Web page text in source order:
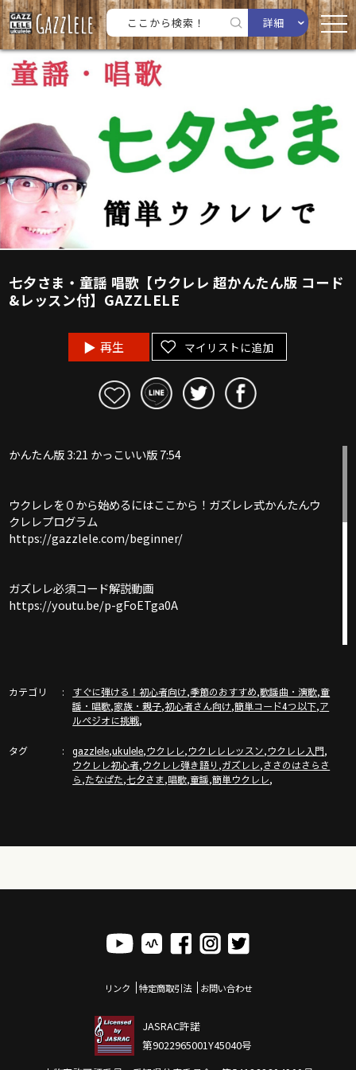
詳細
七夕さま・童謡 唱歌【ウクレレ 超かんたん版 コード
&レッスン付】GAZZLELE
再生 マイリストに追加
かんたん版 3:21 かっこいい版 7:54
ウクレレを０から始めるにはここから！ガズレレ式かんたんウ
クレレプログラム
https://gazzlele.com/beginner/
ガズレレ必須コード解説動画
https://youtu.be/p-gFoETga0A
【配信スタート】ガズレレソング＋３曲の配信スタート
ガズピアノ＆ガズピアノ教則本のご紹介！
https://gazzlele.com/goods
【公式】ガズレレホームページ：https://gazzlele.com/
カテゴリ すぐに弾ける！初心者向け,季節のおすすめ,歌謡曲・演歌,童
謡・唱歌,家族・親子,初心者さん向け,簡単コード4つ以下,ア
ルペジオに挑戦,
タグ gazzlele,ukulele,ウクレレ,ウクレレレッスン,ウクレレ入門,
ウクレレ初心者,ウクレレ弾き語り ,ガズレレ,ささのはさらさ
ら,たなばた,七夕さま,唱歌,童謡,簡単ウクレレ,
リンク 特定商取引法 お問い合わせ
JASRAC許諾
第9022965001Y45040号